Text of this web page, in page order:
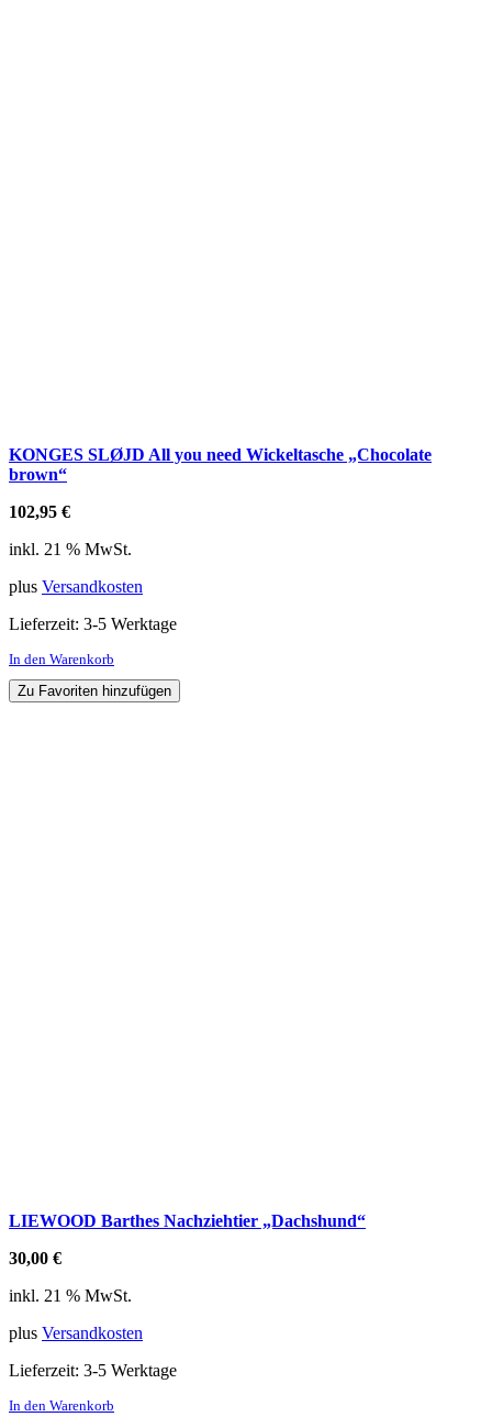
KONGES SLØJD All you need Wickeltasche „Chocolate
brown“
102,95 €
inkl. 21 % MwSt.
plus Versandkosten
Lieferzeit: 3-5 Werktage
In den Warenkorb
Zu Favoriten hinzufügen
LIEWOOD Barthes Nachziehtier „Dachshund“
30,00 €
inkl. 21 % MwSt.
plus Versandkosten
Lieferzeit: 3-5 Werktage
In den Warenkorb